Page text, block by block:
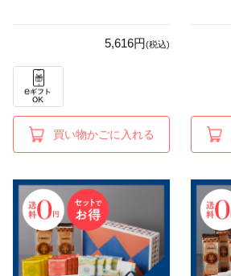
5,616円(税込)
買い物かごに入れる